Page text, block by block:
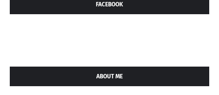
FACEBOOK
ABOUT ME